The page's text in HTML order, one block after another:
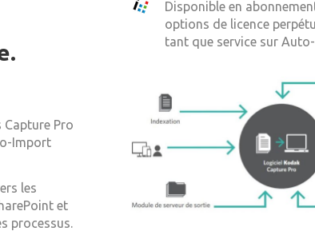
Pro
Import
les
et
processus.
Disponible en
options de licence
tant que service sur